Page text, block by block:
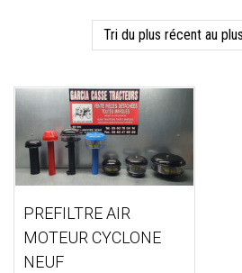
PREFILTRE AIR
MOTEUR CYCLONE
NEUF